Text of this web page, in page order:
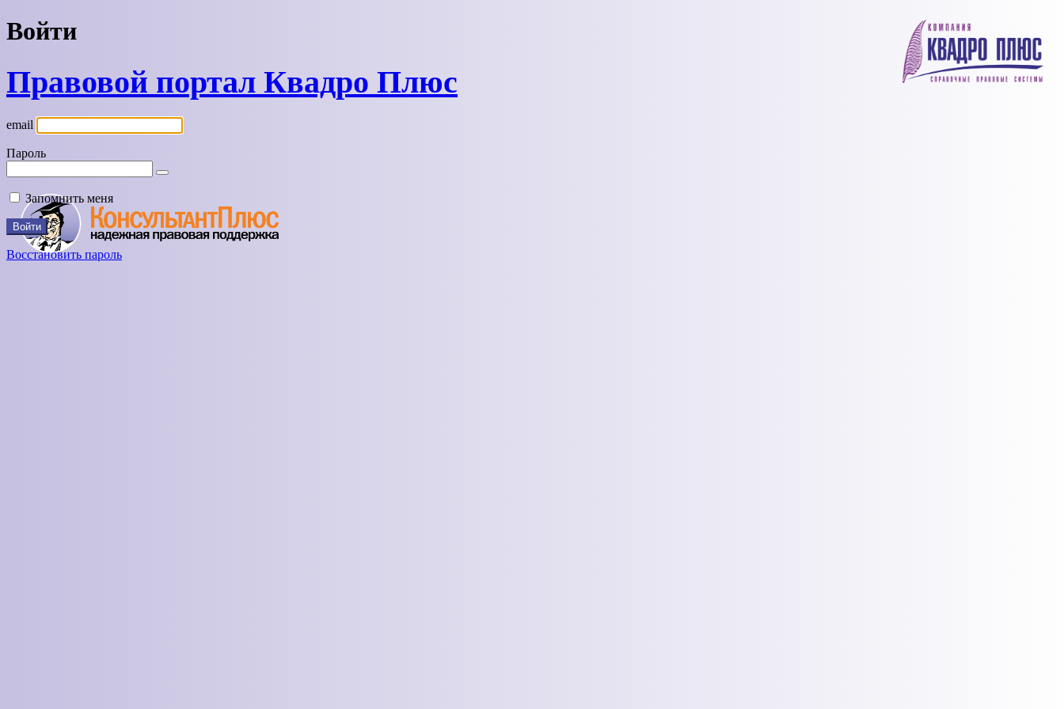
Войти
Правовой портал Квадро Плюс
email
Пароль
Запомнить меня
Восстановить пароль